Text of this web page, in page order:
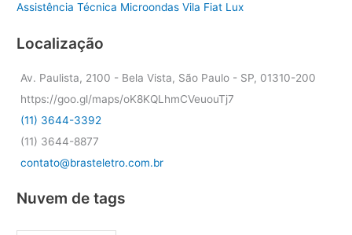
Assistência Técnica Microondas Vila Fiat Lux
Localização
Av. Paulista, 2100 - Bela Vista, São Paulo - SP, 01310-200
https://goo.gl/maps/oK8KQLhmCVeuouTj7
(11) 3644-3392
(11) 3644-8877
contato@brasteletro.com.br
Nuvem de tags